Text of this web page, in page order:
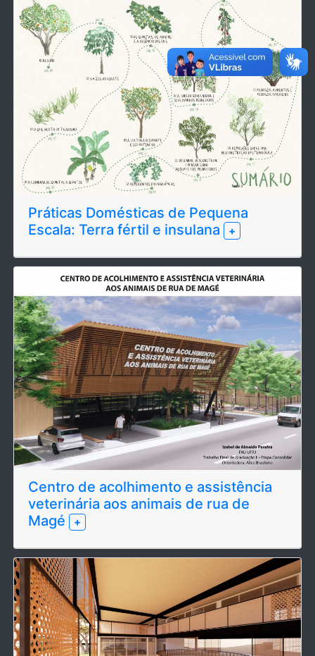
Práticas Domésticas de Pequena
Escala: Terra fértil e insulana
+
Centro de acolhimento e assistência
veterinária aos animais de rua de
Magé
+